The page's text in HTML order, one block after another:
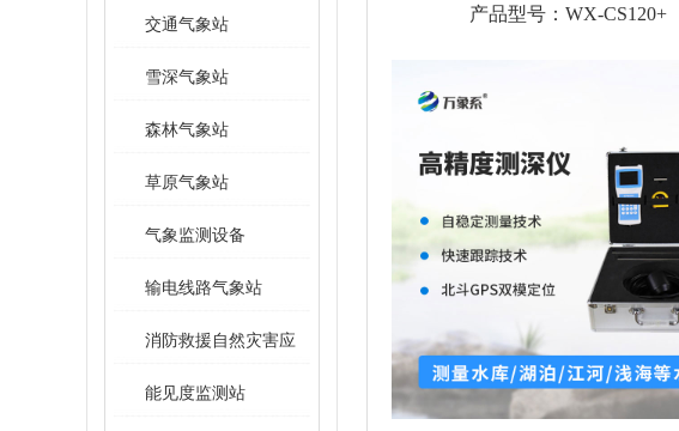
交通气象站
雪深气象站
森林气象站
草原气象站
气象监测设备
输电线路气象站
消防救援自然灾害应
急救援装备
能见度监测站
产品型号：WX-CS120+